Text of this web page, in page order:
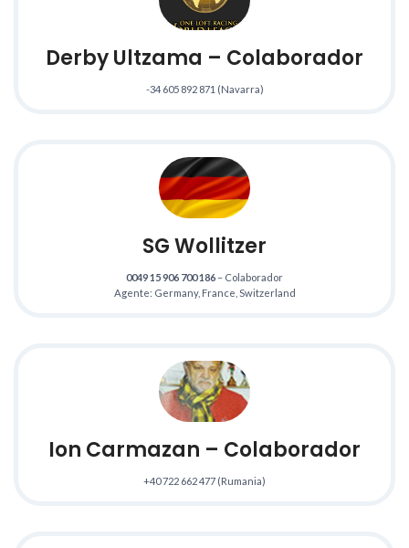
Derby Ultzama – Colaborador
-34 605 892 871 (Navarra)
SG Wollitzer
0049 15 906 700 186 – Colaborador
Agente: Germany, France, Switzerland
Ion Carmazan – Colaborador
+40 722 662 477 (Rumania)